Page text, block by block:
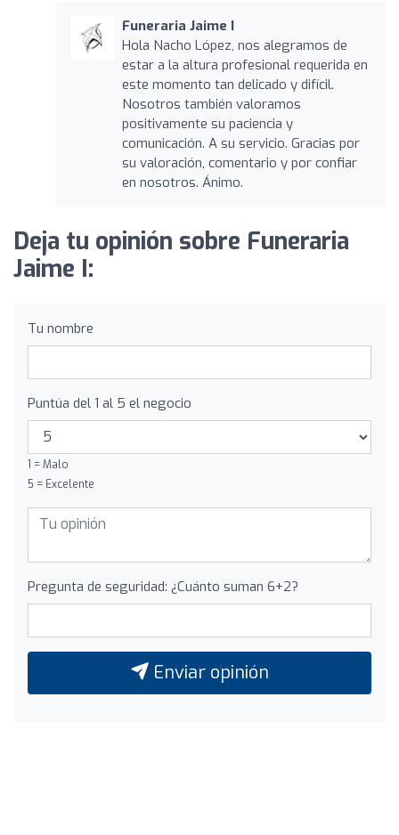
Funeraria Jaime I
Hola Nacho López, nos alegramos de
estar a la altura profesional requerida en
este momento tan delicado y difícil.
Nosotros también valoramos
positivamente su paciencia y
comunicación. A su servicio. Gracias por
su valoración, comentario y por confiar
en nosotros. Ánimo.
Deja tu opinión sobre Funeraria
Jaime I:
Tu nombre
Puntúa del 1 al 5 el negocio
1 = Malo
5 = Excelente
Pregunta de seguridad: ¿Cuánto suman 6+2?
Enviar opinión